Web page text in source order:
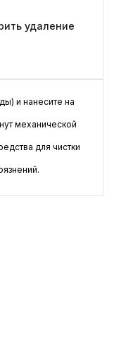
удаление
и нанесите на
механической
для чистки